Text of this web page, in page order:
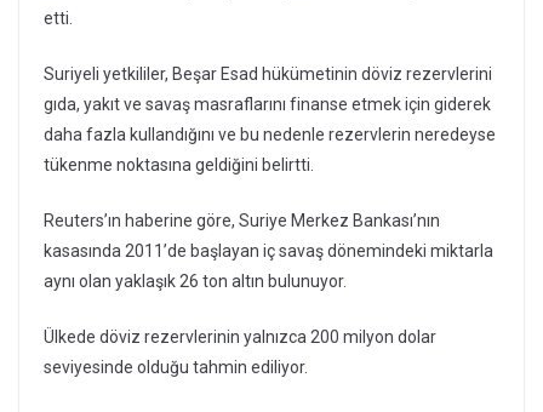
etti.
Suriyeli yetkililer, Beşar Esad hükümetinin döviz rezervlerini
gıda, yakıt ve savaş masraflarını finanse etmek için giderek
daha fazla kullandığını ve bu nedenle rezervlerin neredeyse
tükenme noktasına geldiğini belirtti.
Reuters’ın haberine göre, Suriye Merkez Bankası’nın
kasasında 2011’de başlayan iç savaş dönemindeki miktarla
aynı olan yaklaşık 26 ton altın bulunuyor.
Ülkede döviz rezervlerinin yalnızca 200 milyon dolar
seviyesinde olduğu tahmin ediliyor.